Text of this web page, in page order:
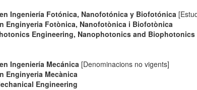
Ingeniería Fotónica, Nanofotónica y Biofotónica
Enginyeria Fotònica, Nanofotònica i Biofotònica
Engineering, Nanophotonics and Biophotonics
Ingeniería Mecánica [Denominacions no vigents]
Enginyeria Mecànica
Engineering